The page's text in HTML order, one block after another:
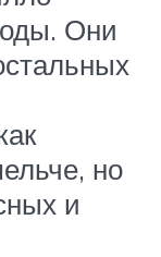
Они
но
и